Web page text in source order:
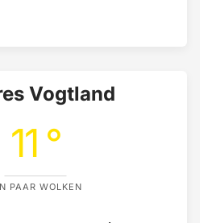
Vogtland
11 °
PAAR WOLKEN